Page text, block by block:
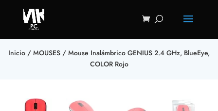
Inicio / MOUSES / Mouse Inalámbrico GENIUS 2.4 GHz, BlueEye,
COLOR Rojo